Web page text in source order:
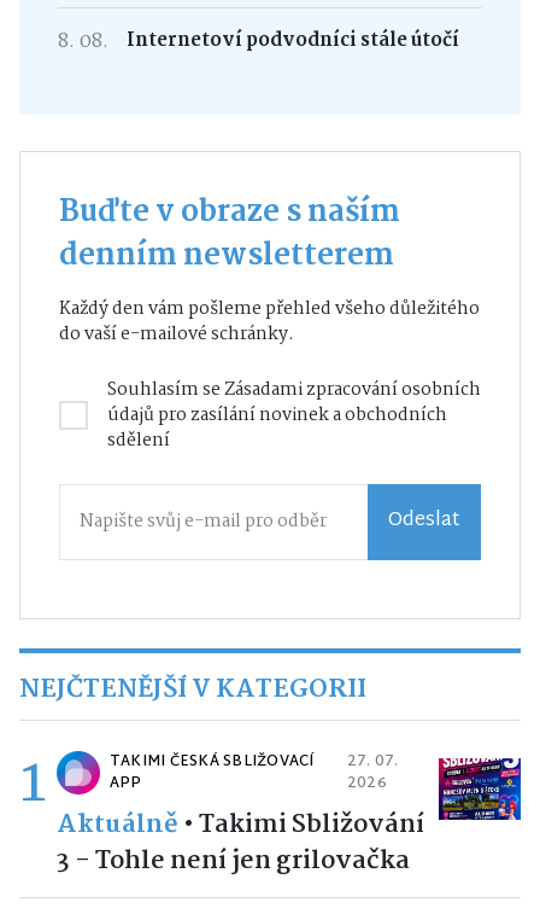
8. 08. Internetoví podvodníci stále útočí
Buďte v obraze s naším
denním newsletterem
Každý den vám pošleme přehled všeho důležitého
do vaší e-mailové schránky.
Souhlasím seZásadami zpracování osobních
údajůpro zasílání novinek a obchodních
sdělení
Odeslat
NEJČTENĚJŠÍ V KATEGORII
1
TAKIMI ČESKÁ SBLIŽOVACÍ
APP
27. 07.
2026
Aktuálně •Takimi Sbližování
3 - Tohle není jen grilovačka